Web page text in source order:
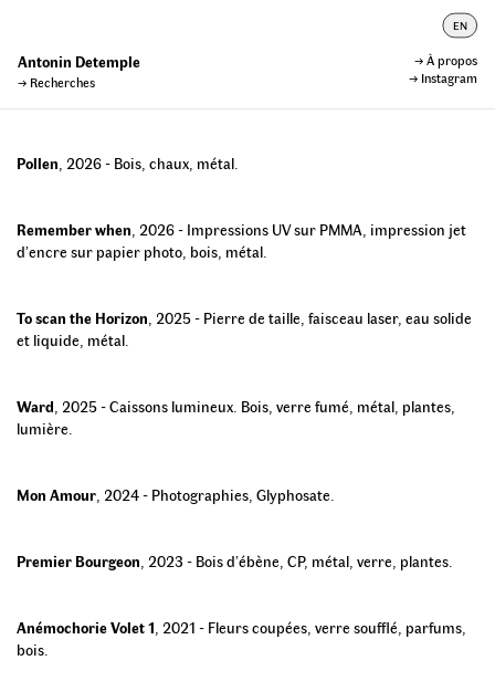
EN
Antonin Detemple
→ Recherches
→À propos
→ Instagram
Pollen, 2026- Bois, chaux, métal.
Remember when, 2026- Impressions UV sur PMMA, impression jet
d’encre sur papier photo, bois, métal.
To scan the Horizon, 2025- Pierre de taille, faisceau laser, eau solide
et liquide, métal.
Ward, 2025-Caissons lumineux. Bois, verre fumé, métal, plantes,
lumière.
Mon Amour, 2024- Photographies, Glyphosate.
Premier Bourgeon, 2023 - Bois d’ébène, CP, métal, verre, plantes.
Anémochorie Volet 1, 2021 - Fleurs coupées, verre soufflé, parfums,
bois.